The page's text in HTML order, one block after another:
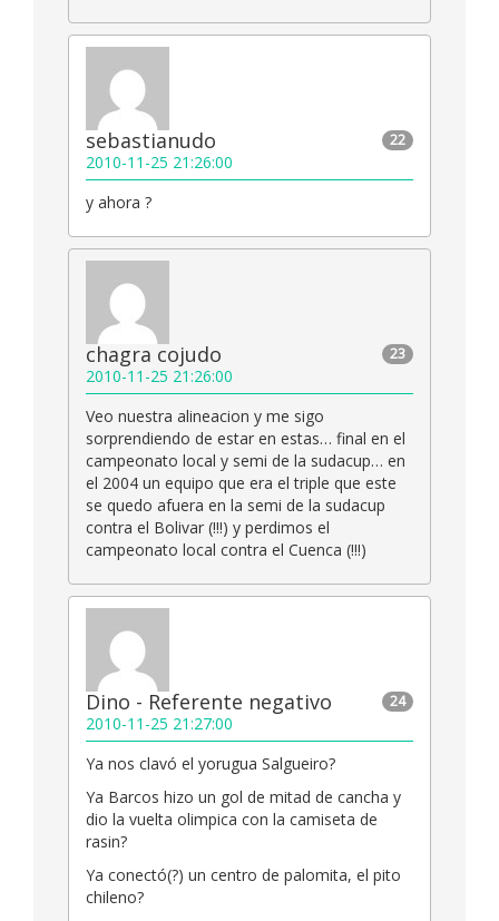
22
sebastianudo
2010-11-25 21:26:00
y ahora ?
23
chagra cojudo
2010-11-25 21:26:00
Veo nuestra alineacion y me sigo
sorprendiendo de estar en estas… final en el
campeonato local y semi de la sudacup… en
el 2004 un equipo que era el triple que este
se quedo afuera en la semi de la sudacup
contra el Bolivar (!!!) y perdimos el
campeonato local contra el Cuenca (!!!)
24
Dino - Referente negativo
2010-11-25 21:27:00
Ya nos clavó el yorugua Salgueiro?
Ya Barcos hizo un gol de mitad de cancha y
dio la vuelta olimpica con la camiseta de
rasin?
Ya conectó(?) un centro de palomita, el pito
chileno?